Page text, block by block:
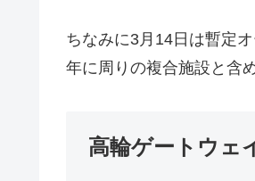
ちなみに3月14日は暫定
年に周りの複合施設と含
高輪ゲートウェ